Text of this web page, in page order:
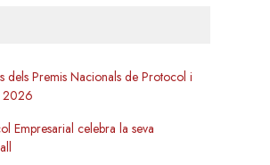
dels Premis Nacionals de Protocol i
2026
Empresarial celebra la seva